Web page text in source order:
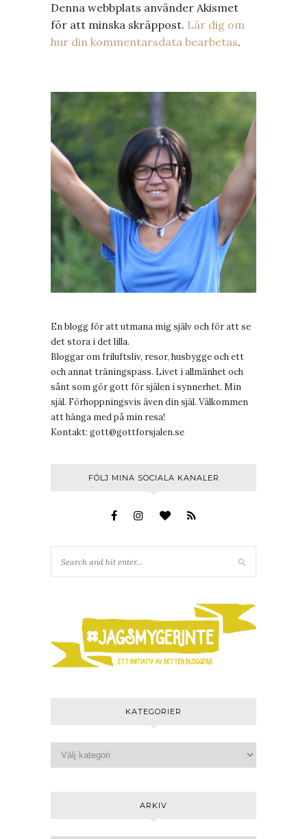
Denna webbplats använder Akismet
för att minska skräppost. Lär dig om
hur din kommentarsdata bearbetas.
En blogg för att utmana mig själv och för att se
det stora i det lilla.
Bloggar om friluftsliv, resor, husbygge och ett
och annat träningspass. Livet i allmänhet och
sånt som gör gott för själen i synnerhet. Min
själ. Förhoppningsvis även din själ. Välkommen
att hänga med på min resa!
Kontakt: gott@gottforsjalen.se
FÖLJ MINA SOCIALA KANALER
KATEGORIER
ARKIV